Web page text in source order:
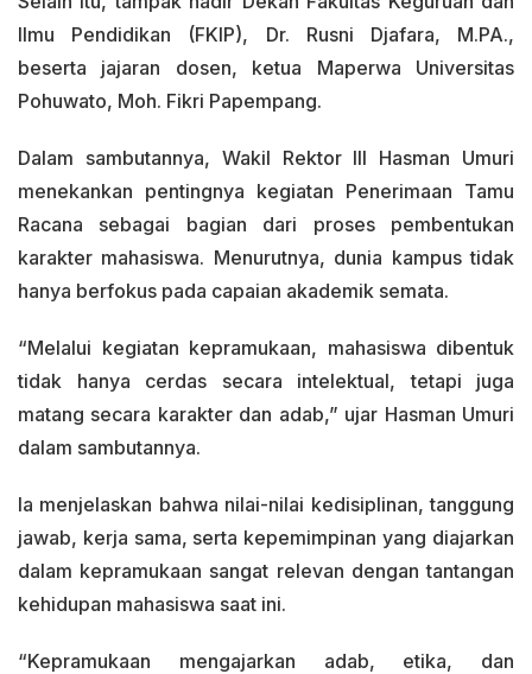
Ilmu Pendidikan (FKIP), Dr. Rusni Djafara, M.PA.,
beserta jajaran dosen, ketua Maperwa Universitas
Pohuwato, Moh. Fikri Papempang.
Dalam sambutannya, Wakil Rektor III Hasman Umuri
menekankan pentingnya kegiatan Penerimaan Tamu
Racana sebagai bagian dari proses pembentukan
karakter mahasiswa. Menurutnya, dunia kampus tidak
hanya berfokus pada capaian akademik semata.
“Melalui kegiatan kepramukaan, mahasiswa dibentuk
tidak hanya cerdas secara intelektual, tetapi juga
matang secara karakter dan adab,” ujar Hasman Umuri
dalam sambutannya.
Ia menjelaskan bahwa nilai-nilai kedisiplinan, tanggung
jawab, kerja sama, serta kepemimpinan yang diajarkan
dalam kepramukaan sangat relevan dengan tantangan
kehidupan mahasiswa saat ini.
“Kepramukaan mengajarkan adab, etika, dan